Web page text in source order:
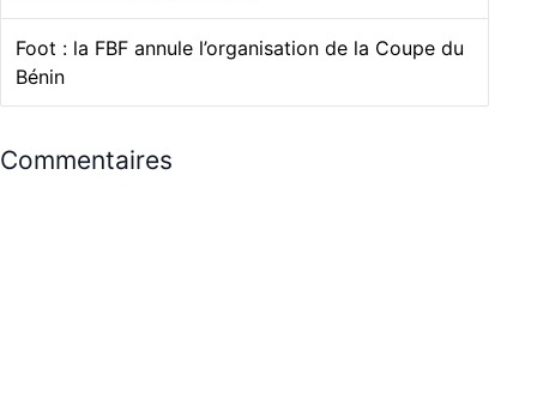
Foot : la FBF annule l’organisation de la Coupe du
Bénin
Commentaires